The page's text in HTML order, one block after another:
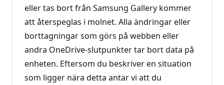
eller tas bort från Samsung Gallery kommer
att återspeglas i molnet. Alla ändringar eller
borttagningar som görs på webben eller
andra OneDrive-slutpunkter tar bort data på
enheten. Eftersom du beskriver en situation
som ligger nära detta antar vi att du